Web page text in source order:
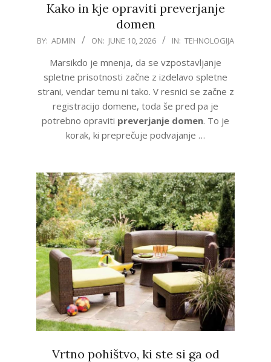
Kako in kje opraviti preverjanje
domen
2026-
BY: ADMIN ON: JUNE 10, 2026 IN: TEHNOLOGIJA
Marsikdo je mnenja, da se vzpostavljanje
spletne prisotnosti začne z izdelavo spletne
strani, vendar temu ni tako. V resnici se začne z
registracijo domene, toda še pred pa je
potrebno opraviti preverjanje domen. To je
korak, ki preprečuje podvajanje …
Vrtno pohištvo, ki ste si ga od